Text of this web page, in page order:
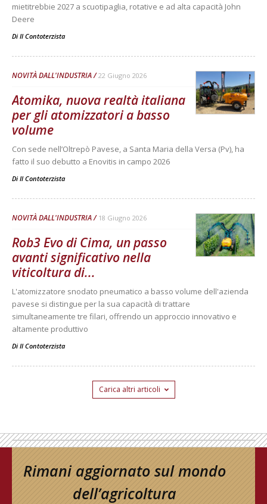
mietitrebbie 2027 a scuotipaglia, rotative e ad alta capacità John
Deere
Di Il Contoterzista
NOVITÀ DALL'INDUSTRIA 22 Giugno 2026
Atomika, nuova realtà italiana
per gli atomizzatori a basso
volume
Con sede nell’Oltrepò Pavese, a Santa Maria della Versa (Pv), ha
fatto il suo debutto a Enovitis in campo 2026
Di Il Contoterzista
NOVITÀ DALL'INDUSTRIA 18 Giugno 2026
Rob3 Evo di Cima, un passo
avanti significativo nella
viticoltura di...
L'atomizzatore snodato pneumatico a basso volume dell'azienda
pavese si distingue per la sua capacità di trattare
simultaneamente tre filari, offrendo un approccio innovativo e
altamente produttivo
Di Il Contoterzista
Carica altri articoli
Rimani aggiornato sul mondo
dell’agricoltura